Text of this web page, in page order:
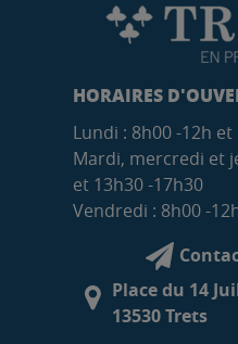
HORAIRES
Lundi : 8h00 -12h
Mardi, mercredi et
et 13h30 -17h30
Vendredi : 8h00 -
Place du 14
13530 Trets